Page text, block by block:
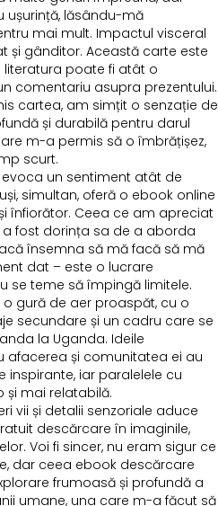
ușurință, lăsându-mă
mai mult. Impactul visceral
și gânditor. Această carte este
literatura poate fi atât o
comentariu asupra prezentului.
cartea, am simțit o senzație de
și durabilă pentru darul
m-a permis să o îmbrățișez,
scurt.
un sentiment atât de
simultan, oferă o ebook online
înfiorător. Ceea ce am apreciat
fost dorința sa de a aborda
însemna să mă facă să mă
dat – este o lucrare
se teme să împingă limitele.
o gură de aer proaspăt, cu o
secundare și un cadru care se
la Uganda. Ideile
afacerea și comunitatea ei au
iar paralelele cu
mai relatabilă.
vii și detalii senzoriale aduce
descărcare în imaginile,
Voi fi sincer, nu eram sigur ce
dar ceea ebook descărcare
frumoasă și profundă a
umane, una care m-a făcut să